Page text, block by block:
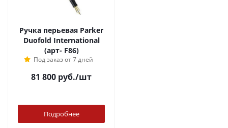
Ручка перьевая Parker
Duofold International
(арт- F86)
Под заказ от 7 дней
81 800 руб./шт
Подробнее